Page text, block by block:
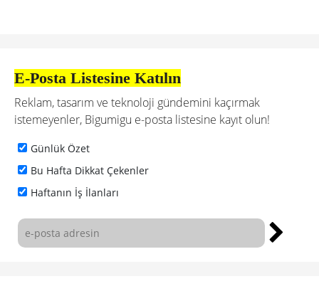
E-Posta Listesine Katılın
Reklam, tasarım ve teknoloji gündemini kaçırmak
istemeyenler, Bigumigu e-posta listesine kayıt olun!
Günlük Özet
Bu Hafta Dikkat Çekenler
Haftanın İş İlanları